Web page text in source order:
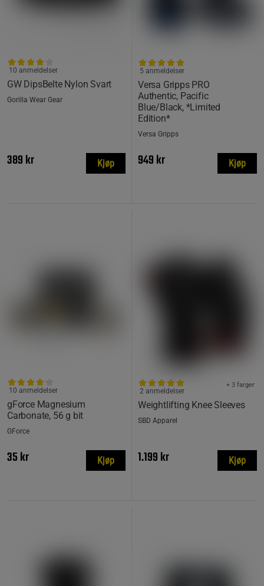
GW DipsBelte Nylon Svart
10 anmeldelser
Gorilla Wear Gear
389 kr Kjøp
Versa Gripps PRO
Authentic, Pacific
Blue/Black, *Limited
Edition*
5 anmeldelser
Versa Gripps
949 kr Kjøp
gForce Magnesium
Carbonate, 56 g bit
10 anmeldelser
GForce
35 kr Kjøp
Weightlifting Knee Sleeves
+ 3 farger
2 anmeldelser
SBD Apparel
1.199 kr Kjøp